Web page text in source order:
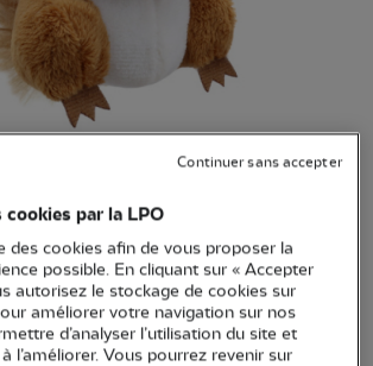
doigt écureuil roux
pour amuser petits et grands !Voir plus
par la LPO
des cookies afin de vous proposer la
possible. En cliquant sur « Accepter
autorisez le stockage de cookies sur
améliorer votre navigation sur nos
d’analyser l’utilisation du site et
l’améliorer. Vous pourrez revenir sur
Continuer sans accepter